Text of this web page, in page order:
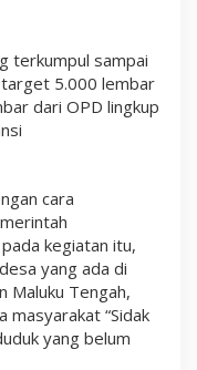
terkumpul sampai
5.000 lembar
dari OPD lingkup
cara
kegiatan itu,
yang ada di
Maluku Tengah,
masyarakat “Sidak
yang belum